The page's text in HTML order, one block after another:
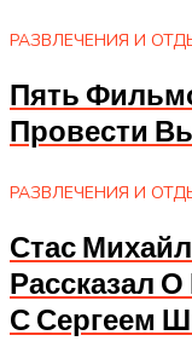
РАЗВЛЕЧЕНИЯ И
Пять
Провести
РАЗВЛЕЧЕНИЯ И
Стас
Рассказал
С Сергеем